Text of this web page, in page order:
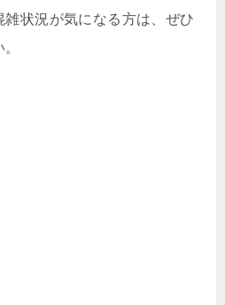
状況が気になる方は、ぜひ